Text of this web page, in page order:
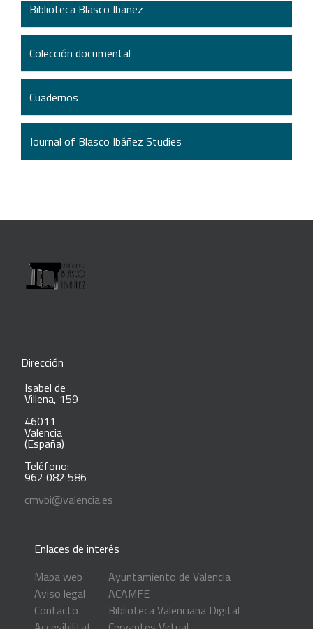
Biblioteca Blasco Ibañez
Colección documental
Cuadernos
Journal of Blasco Ibáñez Studies
Dirección
Isabel de
Villena, 159
46011
Valencia
(España)
Teléfono:
962 082 586
cmvbi@valencia.es
Enlaces de interés
Mapa web
Aviso legal
Contacto
Ayuntamiento de Valencia
ACAMFE
Biblioteca Valenciana Digital